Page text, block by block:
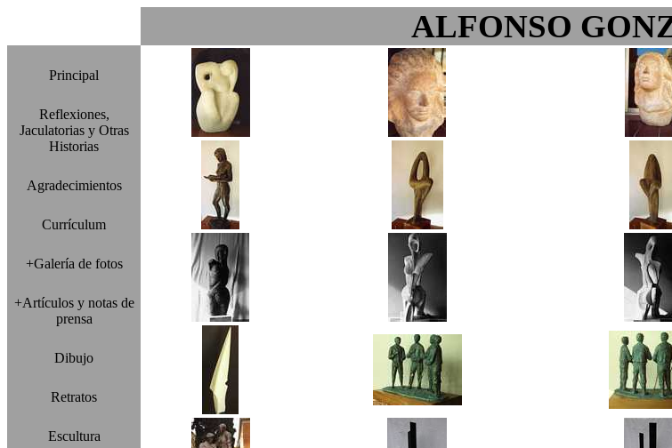
ALFONSO
Principal
Reflexiones,
Jaculatorias y Otras
Historias
Agradecimientos
Currículum
+Galería de fotos
+Artículos y notas de
prensa
Dibujo
Retratos
Escultura